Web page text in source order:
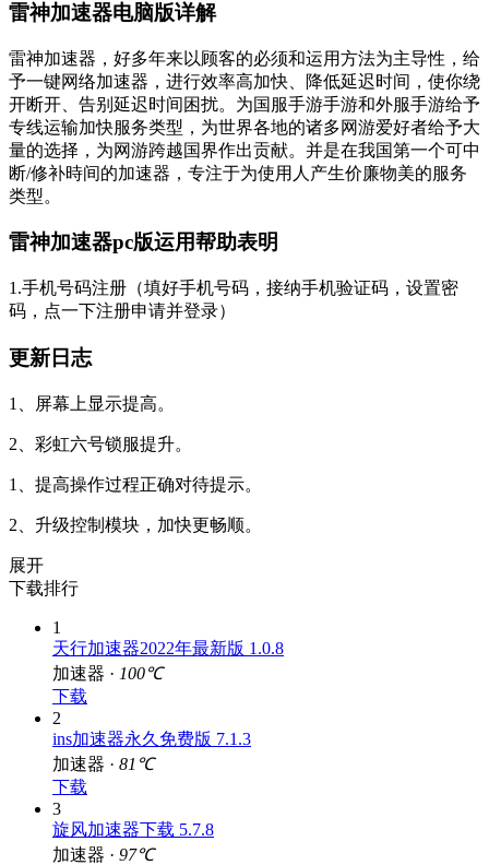
雷神加速器电脑版详解
雷神加速器，好多年来以顾客的必须和运用方法为主导性，给
予一键网络加速器，进行效率高加快、降低延迟时间，使你绕
开断开、告别延迟时间困扰。为国服手游手游和外服手游给予
专线运输加快服务类型，为世界各地的诸多网游爱好者给予大
量的选择，为网游跨越国界作出贡献。并是在我国第一个可中
断/修补時间的加速器，专注于为使用人产生价廉物美的服务
类型。
雷神加速器pc版运用帮助表明
1.手机号码注册（填好手机号码，接纳手机验证码，设置密
码，点一下注册申请并登录）
更新日志
1、屏幕上显示提高。
2、彩虹六号锁服提升。
1、提高操作过程正确对待提示。
2、升级控制模块，加快更畅顺。
展开
下载排行
1
天行加速器2022年最新版 1.0.8
加速器 · 100℃
下载
2
ins加速器永久免费版 7.1.3
加速器 · 81℃
下载
3
旋风加速器下载 5.7.8
加速器 · 97℃